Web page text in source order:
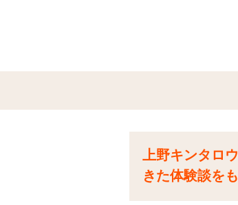
上野キンタロ
きた体験談を